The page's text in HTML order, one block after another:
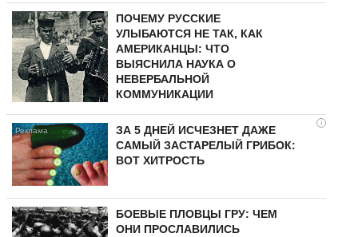
ПОЧЕМУ РУССКИЕ
УЛЫБАЮТСЯ НЕ ТАК, КАК
АМЕРИКАНЦЫ: ЧТО
ВЫЯСНИЛА НАУКА О
НЕВЕРБАЛЬНОЙ
КОММУНИКАЦИИ
i
ЗА 5 ДНЕЙ ИСЧЕЗНЕТ ДАЖЕ
САМЫЙ ЗАСТАРЕЛЫЙ ГРИБОК:
ВОТ ХИТРОСТЬ
БОЕВЫЕ ПЛОВЦЫ ГРУ: ЧЕМ
ОНИ ПРОСЛАВИЛИСЬ